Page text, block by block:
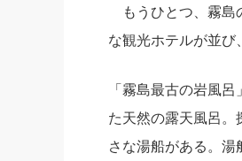
もうひとつ、霧島
な観光ホテルが並び
「霧島最古の岩風
た天然の露天風呂。
さな湯船がある。